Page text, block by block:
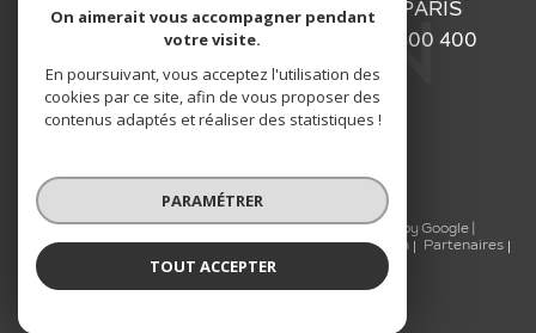
02 37 300 400
CAZALIS
CHARTRES
01 73 300 400
75116
PARIS
© 2026 | Tous droits réservés | Traduction powered by Google |
Nos honoraires
Plan du site Mentions légales Admin
Partenaires
Politique RGPD
On aimerait vous accompagner pendant
votre visite.
En poursuivant, vous acceptez l'utilisation des
cookies par ce site, afin de vous proposer des
contenus adaptés et réaliser des statistiques !
PARAMÉTRER
TOUT ACCEPTER